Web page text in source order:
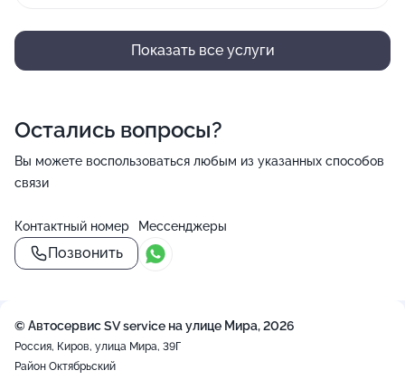
Показать все услуги
Остались вопросы?
Вы можете воспользоваться любым из указанных способов
связи
Контактный номер
Позвонить
Мессенджеры
© Автосервис SV service на улице Мира, 2026
Россия, Киров, улица Мира, 39Г
Район Октябрьский